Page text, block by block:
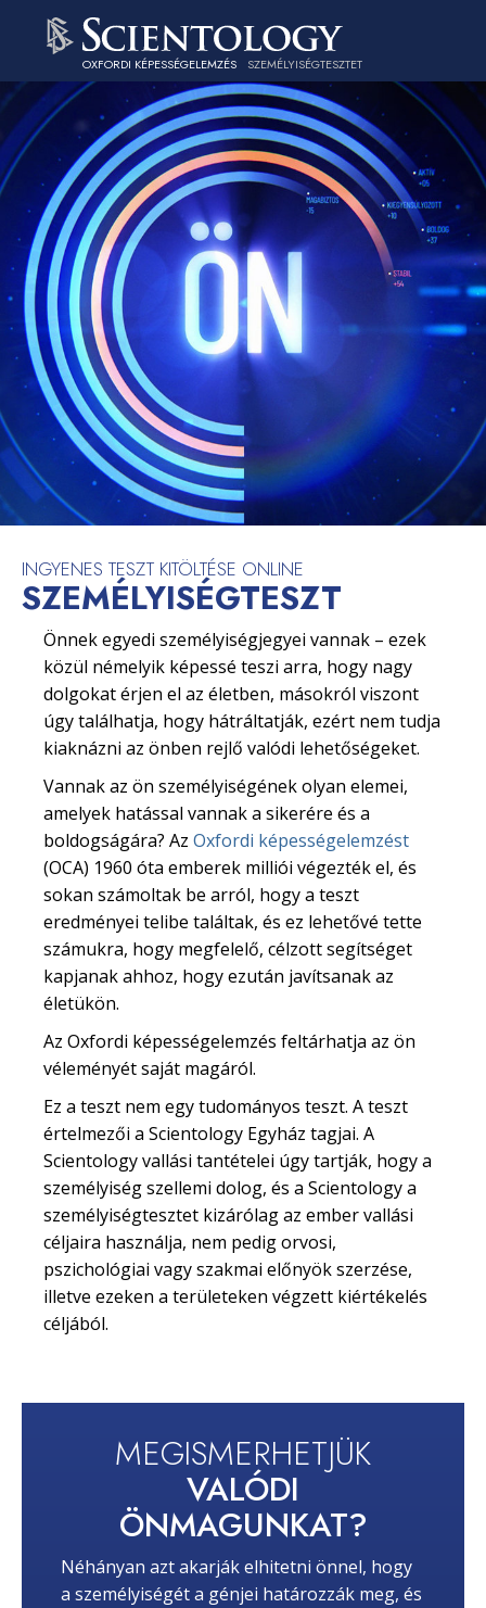
OXFORDI KÉPESSÉGELEMZÉS SZEMÉLYISÉGTESZTET
INGYENES TESZT KITÖLTÉSE ONLINE
SZEMÉLYISÉGTESZT
Önnek egyedi személyiségjegyei vannak – ezek
közül némelyik képessé teszi arra, hogy nagy
dolgokat érjen el az életben, másokról viszont
úgy találhatja, hogy hátráltatják, ezért nem tudja
kiaknázni az önben rejlő valódi lehetőségeket.
Vannak az ön személyiségének olyan elemei,
amelyek hatással vannak a sikerére és a
boldogságára? Az Oxfordi képességelemzést
(OCA) 1960 óta emberek milliói végezték el, és
sokan számoltak be arról, hogy a teszt
eredményei telibe találtak, és ez lehetővé tette
számukra, hogy megfelelő, célzott segítséget
kapjanak ahhoz, hogy ezután javítsanak az
életükön.
Az Oxfordi képességelemzés feltárhatja az ön
véleményét saját magáról.
Ez a teszt nem egy tudományos teszt. A teszt
értelmezői a Scientology Egyház tagjai. A
Scientology vallási tantételei úgy tartják, hogy a
személyiség szellemi dolog, és a Scientology a
személyiségtesztet kizárólag az ember vallási
céljaira használja, nem pedig orvosi,
pszichológiai vagy szakmai előnyök szerzése,
illetve ezeken a területeken végzett kiértékelés
céljából.
MEGISMERHETJÜK
VALÓDI
ÖNMAGUNKAT?
Néhányan azt akarják elhitetni önnel, hogy
a személyiségét a génjei határozzák meg, és